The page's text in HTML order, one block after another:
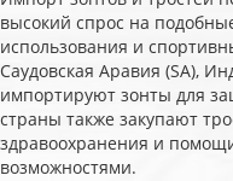
высокий спрос на
использования и
Саудовская Аравия (SA),
импортируют зонты для
страны также закупают
здравоохранения и
возможностями.